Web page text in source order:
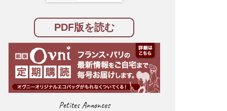
PDF版を読む
Petites Annonces